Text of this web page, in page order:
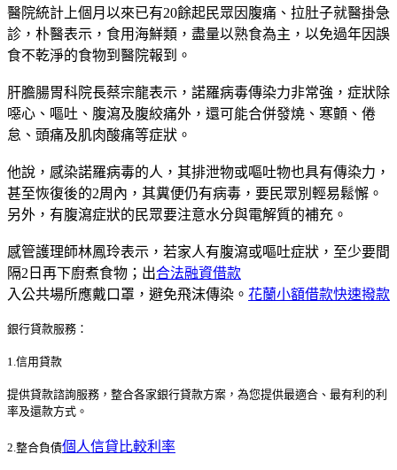
醫院統計上個月以來已有20餘起民眾因腹痛、拉肚子就醫掛急
診，朴醫表示，食用海鮮類，盡量以熟食為主，以免過年因誤
食不乾淨的食物到醫院報到。
肝膽腸胃科院長蔡宗龍表示，諾羅病毒傳染力非常強，症狀除
噁心、嘔吐、腹瀉及腹絞痛外，還可能合併發燒、寒顫、倦
怠、頭痛及肌肉酸痛等症狀。
他說，感染諾羅病毒的人，其排泄物或嘔吐物也具有傳染力，
甚至恢復後的2周內，其糞便仍有病毒，要民眾別輕易鬆懈。
另外，有腹瀉症狀的民眾要注意水分與電解質的補充。
感管護理師林鳳玲表示，若家人有腹瀉或嘔吐症狀，至少要間
隔2日再下廚煮食物；出合法融資借款
入公共場所應戴口罩，避免飛沫傳染。 花蘭小額借款快速撥款
銀行貸款服務：
1.信用貸款
提供貸款諮詢服務，整合各家銀行貸款方案，為您提供最適合、最有利的利
率及還款方式。
2.整合負債個人信貸比較利率